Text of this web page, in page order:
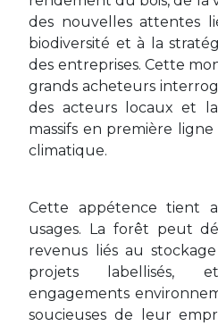
des nouvelles attentes
biodiversité et à la
des entreprises. Cette
grands acheteurs
des acteurs locaux et
massifs en première
climatique.
Cette appétence tient
usages. La forêt peut
revenus liés au
projets labellisés,
engagements
soucieuses de leur